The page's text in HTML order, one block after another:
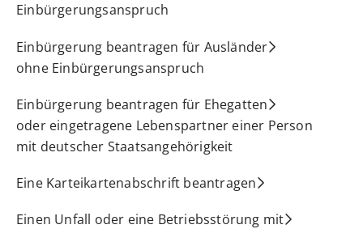
Einbürgerungsanspruch
Einbürgerung beantragen für Ausländer
ohne Einbürgerungsanspruch
Einbürgerung beantragen für Ehegatten
oder eingetragene Lebenspartner einer Person
mit deutscher Staatsangehörigkeit
Eine Karteikartenabschrift beantragen
Einen Unfall oder eine Betriebsstörung mit